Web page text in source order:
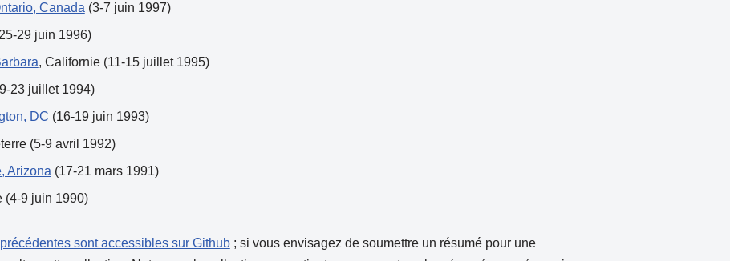
Canada (3-7 juin 1997)
29 juin 1996)
, Californie (11-15 juillet 1995)
23 juillet 1994)
DC (16-19 juin 1993)
(5-9 avril 1992)
Arizona (17-21 mars 1991)
(4-9 juin 1990)
sont accessibles sur Github; si vous envisagez de soumettre un résumé pour une